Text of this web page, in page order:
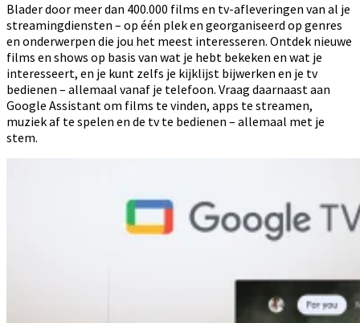
Blader door meer dan 400.000 films en tv-afleveringen van al je
streamingdiensten – op één plek en georganiseerd op genres
en onderwerpen die jou het meest interesseren. Ontdek nieuwe
films en shows op basis van wat je hebt bekeken en wat je
interesseert, en je kunt zelfs je kijklijst bijwerken en je tv
bedienen – allemaal vanaf je telefoon. Vraag daarnaast aan
Google Assistant om films te vinden, apps te streamen,
muziek af te spelen en de tv te bedienen – allemaal met je
stem.